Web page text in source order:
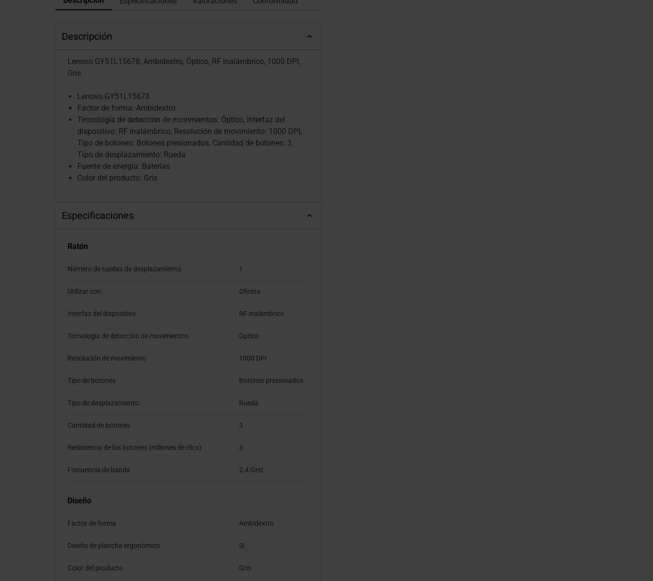
Descripción
Lenovo GY51L15678, Ambidextro, Óptico, RF inalámbrico, 1000 DPI,
Gris
Lenovo GY51L15678
Factor de forma: Ambidextro
Tecnología de detección de movimientos: Óptico, Interfaz del
dispositivo: RF inalámbrico, Resolución de movimiento: 1000 DPI,
Tipo de botones: Botones presionados, Cantidad de botones: 3,
Tipo de desplazamiento: Rueda
Fuente de energía: Baterías
Color del producto: Gris
Especificaciones
Ratón
Número de ruedas de desplazamiento 1
Utilizar con Oficina
Interfaz del dispositivo RF inalámbrico
Tecnología de detección de movimientos Óptico
Resolución de movimiento 1000 DPI
Tipo de botones Botones presionados
Tipo de desplazamiento Rueda
Cantidad de botones 3
Resistencia de los botones (millones de clics) 3
Frecuencia de banda 2.4 GHz
Diseño
Factor de forma Ambidextro
Diseño de plancha ergonómico Si
Color del producto Gris